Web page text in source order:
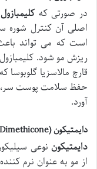
در صورتی کهکلیمبازول
اصلی آن کنترل
است که می تواند
ریزش مو شود.
قارچ مالاسزیا
حفظ سلامت پوست سر،
آورد.
دایمتیکون (Dimethicone)
دایمتیکون نوعی
از مو به عنوان نرم